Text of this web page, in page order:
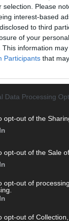
selection. Please
interest-based
to third
of your
This information
Participants that
Data Processing
opt-out of the
opt-out of the Sale
opt-out of
opt-out of
musst. Ob News,
direkt auf den
Clips, Streams und
durch endlose
(Vor- und
Kommentar